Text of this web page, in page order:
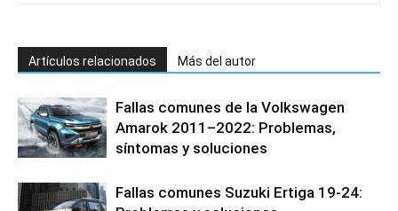
Artículos relacionados Más del autor
Fallas comunes de la Volkswagen
Amarok 2011–2022: Problemas,
síntomas y soluciones
Fallas comunes Suzuki Ertiga 19-24: